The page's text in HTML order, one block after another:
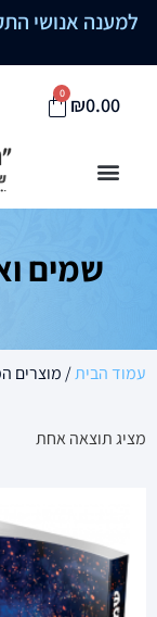
למענה אנושי התקשרו
₪0.00
0
שמים
עמוד הבית/ מוצרים
מציג תוצאה אחת